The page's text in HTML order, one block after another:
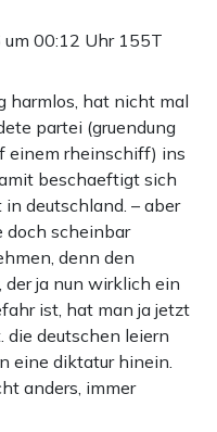
00:12 Uhr 155T
harmlos, hat nicht mal
partei (gruendung
einem rheinschiff) ins
beschaeftigt sich
deutschland. – aber
doch scheinbar
denn den
der ja nun wirklich ein
ist, hat man ja jetzt
die deutschen leiern
eine diktatur hinein.
anders, immer